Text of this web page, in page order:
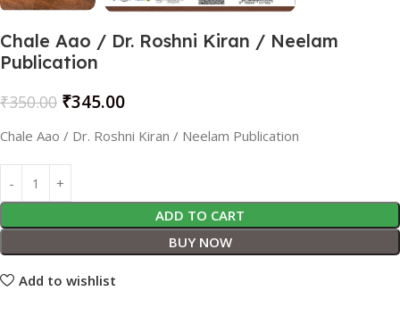
Chale Aao / Dr. Roshni Kiran / Neelam
Publication
₹350.00 ₹345.00
Chale Aao / Dr. Roshni Kiran / Neelam Publication
ADD TO CART
BUY NOW
Add to wishlist